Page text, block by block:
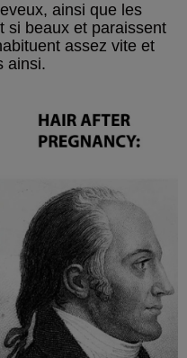
ainsi que les
si beaux et paraissent
assez vite et
ainsi.